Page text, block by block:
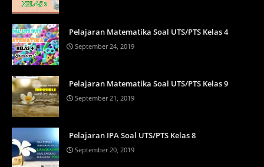
Pelajaran Matematika Soal UTS/PTS Kelas 4
September 24, 2019
Pelajaran Matematika Soal UTS/PTS Kelas 9
September 21, 2019
Pelajaran IPA Soal UTS/PTS Kelas 8
September 20, 2019